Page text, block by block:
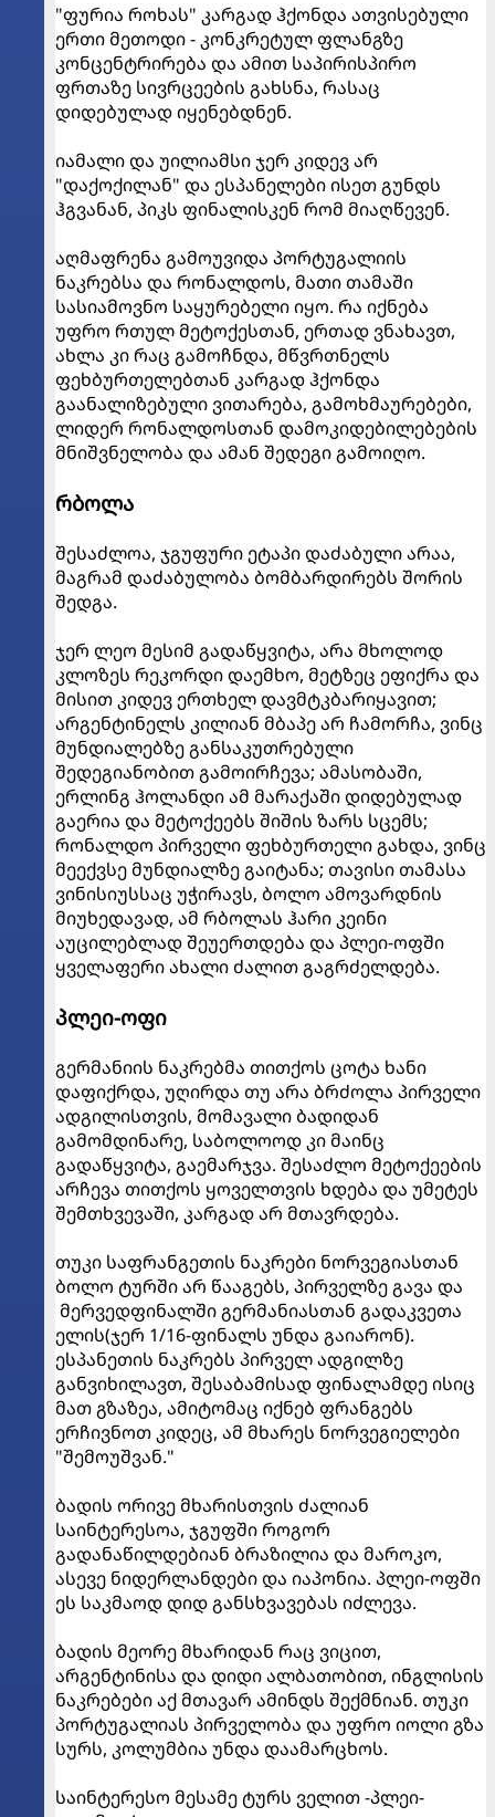
"ფურია როხას" კარგად ჰქონდა ათვისებული
ერთი მეთოდი - კონკრეტულ ფლანგზე
კონცენტრირება და ამით საპირისპირო
ფრთაზე სივრცეების გახსნა, რასაც
დიდებულად იყენებდნენ.
იამალი და უილიამსი ჯერ კიდევ არ
"დაქოქილან" და ესპანელები ისეთ გუნდს
ჰგვანან, პიკს ფინალისკენ რომ მიაღწევენ.
აღმაფრენა გამოუვიდა პორტუგალიის
ნაკრებსა და რონალდოს, მათი თამაში
სასიამოვნო საყურებელი იყო. რა იქნება
უფრო რთულ მეტოქესთან, ერთად ვნახავთ,
ახლა კი რაც გამოჩნდა, მწვრთნელს
ფეხბურთელებთან კარგად ჰქონდა
გაანალიზებული ვითარება, გამოხმაურებები,
ლიდერ რონალდოსთან დამოკიდებილებების
მნიშვნელობა და ამან შედეგი გამოიღო.
რბოლა
შესაძლოა, ჯგუფური ეტაპი დაძაბული არაა,
მაგრამ დაძაბულობა ბომბარდირებს შორის
შედგა.
ჯერ ლეო მესიმ გადაწყვიტა, არა მხოლოდ
კლოზეს რეკორდი დაემხო, მეტზეც ეფიქრა და
მისით კიდევ ერთხელ დავმტკბარიყავით;
არგენტინელს კილიან მბაპე არ ჩამორჩა, ვინც
მუნდიალებზე განსაკუთრებული
შედეგიანობით გამოირჩევა; ამასობაში,
ერლინგ ჰოლანდი ამ მარაქაში დიდებულად
გაერია და მეტოქეებს შიშის ზარს სცემს;
რონალდო პირველი ფეხბურთელი გახდა, ვინც
მეექვსე მუნდიალზე გაიტანა; თავისი თამასა
ვინისიუსსაც უჭირავს, ბოლო ამოვარდნის
მიუხედავად, ამ რბოლას ჰარი კეინი
აუცილებლად შეუერთდება და პლეი-ოფში
ყველაფერი ახალი ძალით გაგრძელდება.
პლეი-ოფი
გერმანიის ნაკრებმა თითქოს ცოტა ხანი
დაფიქრდა, უღირდა თუ არა ბრძოლა პირველი
ადგილისთვის, მომავალი ბადიდან
გამომდინარე, საბოლოოდ კი მაინც
გადაწყვიტა, გაემარჯვა. შესაძლო მეტოქეების
არჩევა თითქოს ყოველთვის ხდება და უმეტეს
შემთხვევაში, კარგად არ მთავრდება.
თუკი საფრანგეთის ნაკრები ნორვეგიასთან
ბოლო ტურში არ წააგებს, პირველზე გავა და
მერვედფინალში გერმანიასთან გადაკვეთა
ელის(ჯერ 1/16-ფინალს უნდა გაიარონ).
ესპანეთის ნაკრებს პირველ ადგილზე
განვიხილავთ, შესაბამისად ფინალამდე ისიც
მათ გზაზეა, ამიტომაც იქნებ ფრანგებს
ერჩივნოთ კიდეც, ამ მხარეს ნორვეგიელები
"შემოუშვან."
ბადის ორივე მხარისთვის ძალიან
საინტერესოა, ჯგუფში როგორ
გადანაწილდებიან ბრაზილია და მაროკო,
ასევე ნიდერლანდები და იაპონია. პლეი-ოფში
ეს საკმაოდ დიდ განსხვავებას იძლევა.
ბადის მეორე მხარიდან რაც ვიცით,
არგენტინისა და დიდი ალბათობით, ინგლისის
ნაკრებები აქ მთავარ ამინდს შექმნიან. თუკი
პორტუგალიას პირველობა და უფრო იოლი გზა
სურს, კოლუმბია უნდა დაამარცხოს.
საინტერესო მესამე ტურს ველით -პლეი-